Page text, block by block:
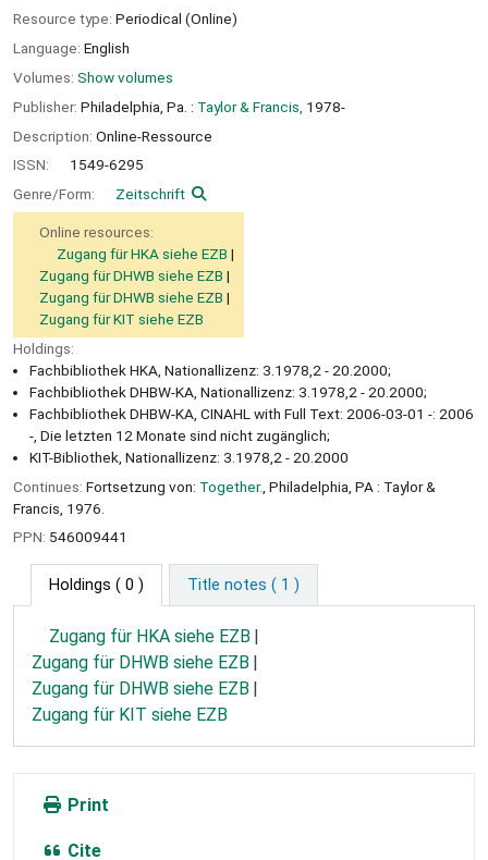
Resource type: Periodical (Online)
Language: English
Volumes: Show volumes
Publisher: Philadelphia, Pa. : Taylor & Francis, 1978-
Description: Online-Ressource
ISSN:
1549-6295
Genre/Form:
Zeitschrift
Online resources:
Zugang für HKA siehe EZB
Zugang für DHWB siehe EZB
Zugang für DHWB siehe EZB
Zugang für KIT siehe EZB
Holdings:
Fachbibliothek HKA, Nationallizenz: 3.1978,2 - 20.2000;
Fachbibliothek DHBW-KA, Nationallizenz: 3.1978,2 - 20.2000;
Fachbibliothek DHBW-KA, CINAHL with Full Text: 2006-03-01 -: 2006
-, Die letzten 12 Monate sind nicht zugänglich;
KIT-Bibliothek, Nationallizenz: 3.1978,2 - 20.2000
Continues: Fortsetzung von: Together. , Philadelphia, PA : Taylor &
Francis, 1976.
PPN: 546009441
Holdings ( 0 ) Title notes ( 1 )
Zugang für HKA siehe EZB
Zugang für DHWB siehe EZB
Zugang für DHWB siehe EZB
Zugang für KIT siehe EZB
Print
Cite